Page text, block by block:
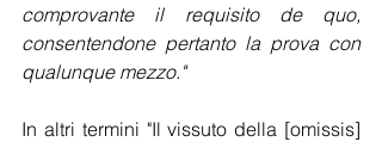
comprovante il requisito de quo,
consentendone pertanto la prova con
qualunque mezzo."
In altri termini "Il vissuto della [omissis]